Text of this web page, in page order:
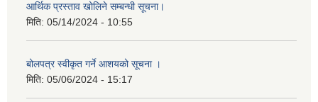
आर्थिक प्रस्ताव खोलिने सम्बन्धी सूचना।
मिति: 05/14/2024 - 10:55
बोलपत्र स्वीकृत गर्ने आशयको सूचना ।
मिति: 05/06/2024 - 15:17